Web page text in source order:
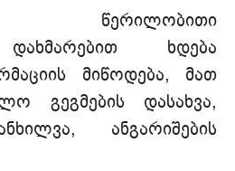
წერილობითი
დახმარებით ხდება
მიწოდება, მათ
გეგმების დასახვა,
ანგარიშების